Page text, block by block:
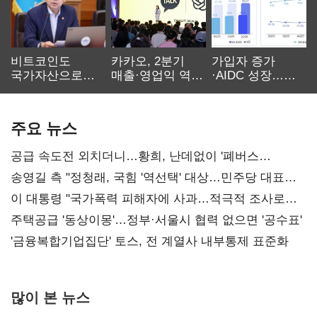
비트코인도
국가자산으로…'
카카오, 2분기
매출·영업익 역대
가입자 증가
·AIDC 성장…
주요 뉴스
공급 속도전 외치더니…황희, 난데없이 '폐버스
리모델링' 제안
송영길 측 "정청래, 국힘 '역선택' 대상…민주당 대표로
총선 지휘 못해"
이 대통령 "국가폭력 피해자에 사과…적극적 조사로
진실 밝혀야"
주택공급 '동상이몽'…정부·서울시 협력 없으면 '공수표'
'금융복합기업집단' 토스, 전 계열사 내부통제 표준화
많이 본 뉴스